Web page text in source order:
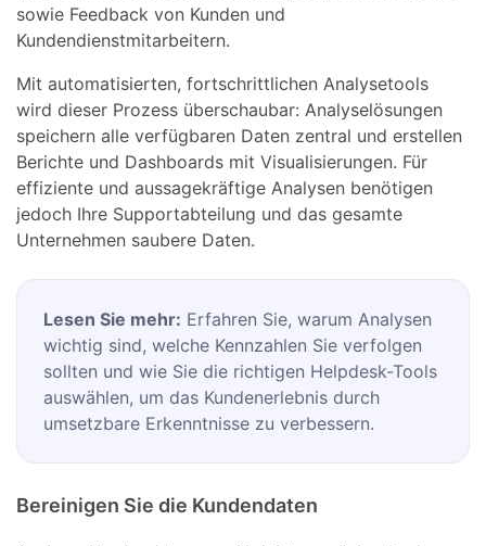
sowie Feedback von Kunden und
Kundendienstmitarbeitern.
Mit automatisierten, fortschrittlichen Analysetools
wird dieser Prozess überschaubar: Analyselösungen
speichern alle verfügbaren Daten zentral und erstellen
Berichte und Dashboards mit Visualisierungen. Für
effiziente und aussagekräftige Analysen benötigen
jedoch Ihre Supportabteilung und das gesamte
Unternehmen saubere Daten.
Lesen Sie mehr: Erfahren Sie, warum Analysen
wichtig sind, welche Kennzahlen Sie verfolgen
sollten und wie Sie die richtigen Helpdesk-Tools
auswählen, um das Kundenerlebnis durch
umsetzbare Erkenntnisse zu verbessern.
Bereinigen Sie die Kundendaten